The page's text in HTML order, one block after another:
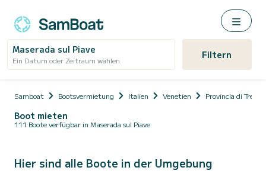
Maserada sul Piave
Ein Datum oder Zeitraum wählen Filtern
Samboat Bootsvermietung Italien Venetien Provincia di Treviso
Boot mieten
111 Boote verfügbar in Maserada sul Piave
Hier sind alle Boote in der Umgebung